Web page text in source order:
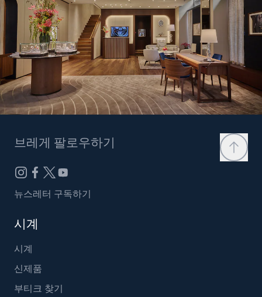
브레게 팔로우하기
뉴스레터 구독하기
시계
시계
신제품
부티크 찾기